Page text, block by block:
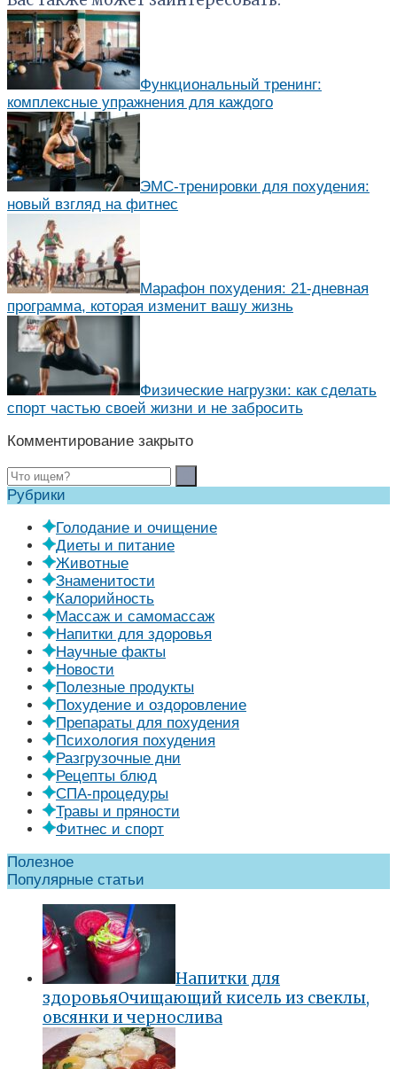
Функциональный тренинг:
комплексные упражнения для каждого
ЭМС-тренировки для похудения:
новый взгляд на фитнес
Марафон похудения: 21-дневная
программа, которая изменит вашу жизнь
Физические нагрузки: как сделать
спорт частью своей жизни и не забросить
Комментирование закрыто
Рубрики
Голодание и очищение
Диеты и питание
Животные
Знаменитости
Калорийность
Массаж и самомассаж
Напитки для здоровья
Научные факты
Новости
Полезные продукты
Похудение и оздоровление
Препараты для похудения
Психология похудения
Разгрузочные дни
Рецепты блюд
СПА-процедуры
Травы и пряности
Фитнес и спорт
Полезное
Популярные статьи
Напитки для
здоровьяОчищающий кисель из свеклы,
овсянки и чернослива